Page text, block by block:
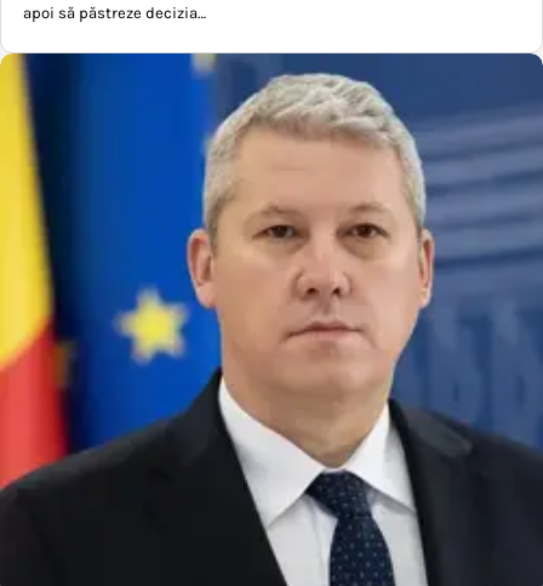
apoi să păstreze decizia…